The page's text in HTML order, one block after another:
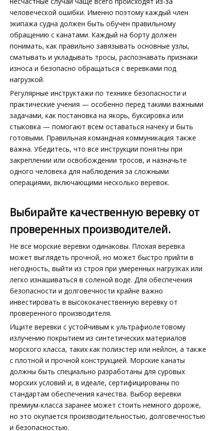
человеческой ошибки. Именно поэтому каждый член
экипажа судна должен быть обучен правильному
обращению с канатами. Каждый на борту должен
понимать, как правильно завязывать основные узлы,
сматывать и укладывать тросы, распознавать признаки
износа и безопасно обращаться с веревками под
нагрузкой.
Регулярные инструктажи по технике безопасности и
практические учения — особенно перед такими важными
задачами, как постановка на якорь, буксировка или
стыковка — помогают всем оставаться начеку и быть
готовыми. Правильная командная коммуникация также
важна. Убедитесь, что все инструкции понятны при
закреплении или освобождении тросов, и назначьте
одного человека для наблюдения за сложными
операциями, включающими несколько веревок.
Выбирайте качественную веревку от
проверенных производителей.
Не все морские веревки одинаковы. Плохая веревка
может выглядеть прочной, но может быстро прийти в
негодность, выйти из строя при умеренных нагрузках или
легко изнашиваться в соленой воде. Для обеспечения
безопасности и долговечности крайне важно
инвестировать в высококачественную веревку от
проверенного производителя.
Ищите веревки с устойчивым к ультрафиолетовому
излучению покрытием из синтетических материалов
морского класса, таких как полиэстер или нейлон, а также
с плотной и прочной конструкцией. Морские канаты
должны быть специально разработаны для суровых
морских условий и, в идеале, сертифицированы по
стандартам обеспечения качества. Выбор веревки
премиум-класса заранее может стоить немного дороже,
но это окупается производительностью, долговечностью
и безопасностью.